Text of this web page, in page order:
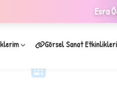
Esra
Görsel Sanat Etkinlikleri